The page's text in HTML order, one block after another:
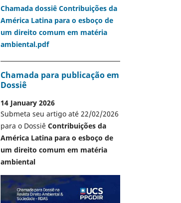
Chamada dossiê Contribuições da
América Latina para o esboço de
um direito comum em matéria
ambiental.pdf
Chamada para publicação em
Dossiê
14 January 2026
Submeta seu artigo até 22/02/2026
para o Dossiê Contribuições da
América Latina para o esboço de
um direito comum em matéria
ambiental